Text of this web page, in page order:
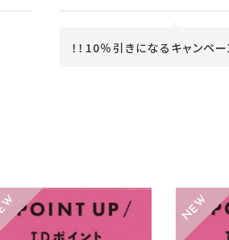
！！10％引きになるキャンペー